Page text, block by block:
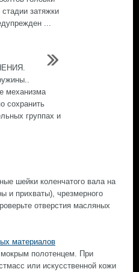
затяжки
...
механизма
сохранить
группах и
шейки коленчатого вала на
и прихваты), чрезмерного
отверстия масляных
материалов
полотенцем. При
или искусственной кожи